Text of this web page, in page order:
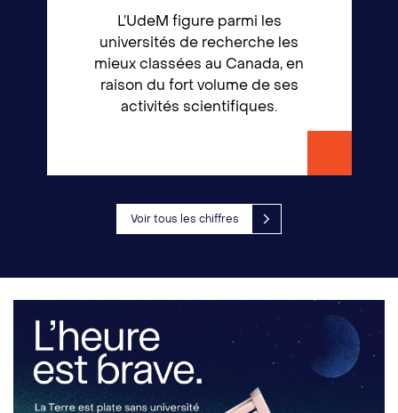
L’UdeM figure parmi les
universités de recherche les
mieux classées au Canada, en
raison du fort volume de ses
activités scientifiques.
Voir tous les chiffres